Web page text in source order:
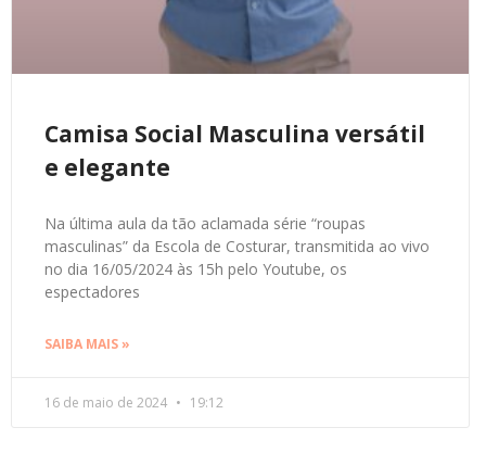
Camisa Social Masculina versátil
e elegante
Na última aula da tão aclamada série “roupas
masculinas” da Escola de Costurar, transmitida ao vivo
no dia 16/05/2024 às 15h pelo Youtube, os
espectadores
SAIBA MAIS »
16 de maio de 2024 19:12